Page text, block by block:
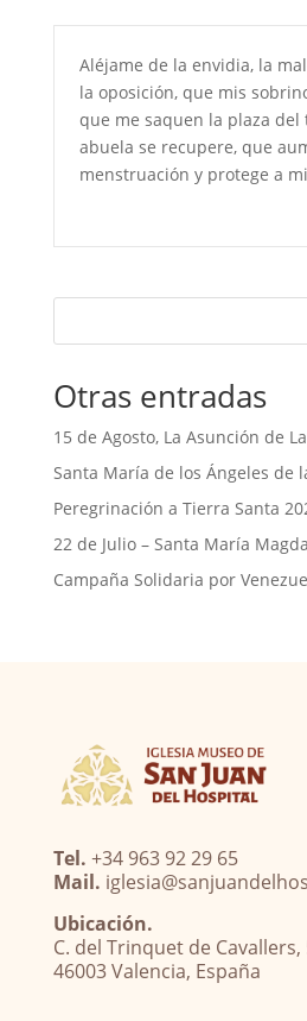
Aléjame de la envidia, la
la oposición, que mis
que me saquen la plaza del
abuela se recupere, que
menstruación y protege a
Otras entradas
15 de Agosto, La Asunción de
Santa María de los Ángeles de
Peregrinación a Tierra Santa
22 de Julio – Santa María
Campaña Solidaria por
Tel. +34 963 92 29 65
Mail.
Ubicación.
C. del Trinquet de Cavallers,
46003 Valencia, España